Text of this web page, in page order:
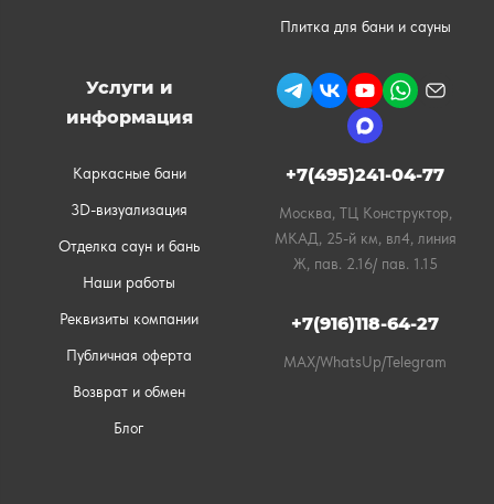
Плитка для бани и сауны
Услуги и
информация
Каркасные бани
3D-визуализация
Отделка саун и бань
Наши работы
Реквизиты компании
Публичная оферта
Возврат и обмен
Блог
+7(495)241-04-77
Москва, ТЦ Конструктор,
МКАД, 25-й км, вл4, линия
Ж, пав. 2.16/ пав. 1.15
+7(916)118-64-27
MAX/WhatsUp/Telegram